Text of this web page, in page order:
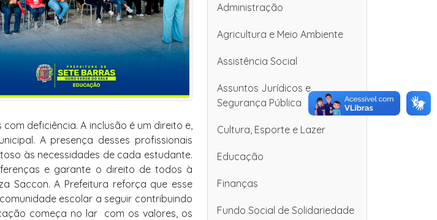
deficiência. A inclusão é um direito e,
A presença desses profissionais
às necessidades de cada estudante.
e garante o direito de todos à
Saccon. A Prefeitura reforça que esse
escolar a seguir contribuindo
começa no lar  com os valores, os
Administração
Agricultura e Meio Ambiente
Assistência Social
Assuntos Jurídicos e
Segurança Pública
Cultura, Esporte e Lazer
Educação
Finanças
Fundo Social de Solidariedade